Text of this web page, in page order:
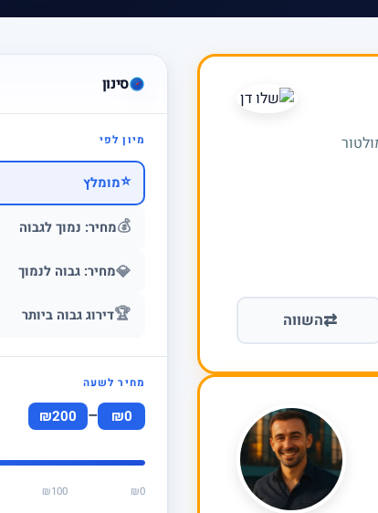
סינון
מיון לפי
⭐מומלץ
💰מחיר: נמוך לגבוה
💎מחיר: גבוה לנמוך
🏆דירוג גבוה ביותר
מחיר לשעה
₪0
–
₪200
₪0
₪100
⇄השווה